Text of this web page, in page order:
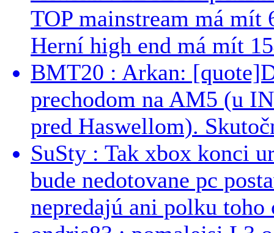
TOP mainstream má
Herní high end má mít
BMT20 : Arkan:
prechodom na AM5 (u
pred Haswellom).
SuSty : Tak xbox konci
bude nedotovane pc
nepredajú ani polku toho